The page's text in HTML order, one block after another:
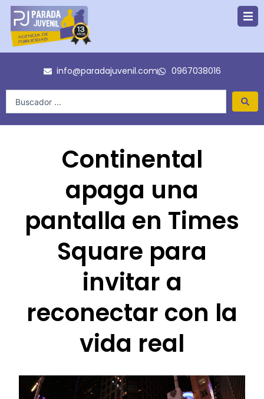
contenido
info@paradajuvenil.com 0967038016
Continental
apaga una
pantalla en Times
Square para
invitar a
reconectar con la
vida real